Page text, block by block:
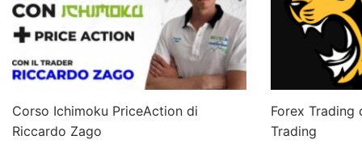
Corso Ichimoku PriceAction di
Riccardo Zago
Forex Trading
Trading